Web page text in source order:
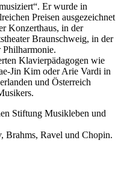
Er wurde in
Preisen ausgezeichnet
Konzerthaus, in der
Braunschweig, in der
Klavierpädagogen wie
Jin Kim oder Arie Vardi in
und Österreich
Stiftung Musikleben und
Brahms, Ravel und Chopin.